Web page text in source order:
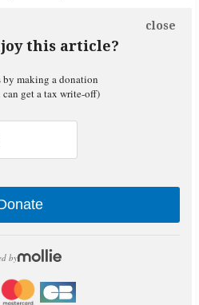
this article?
close
by making a donation
get a tax write-off)
by